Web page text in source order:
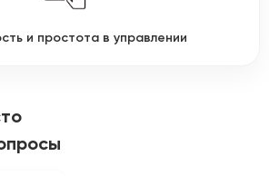
и простота в управлении